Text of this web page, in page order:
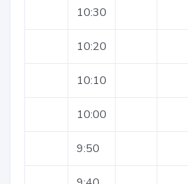
10:30
10:20
10:10
10:00
9:50